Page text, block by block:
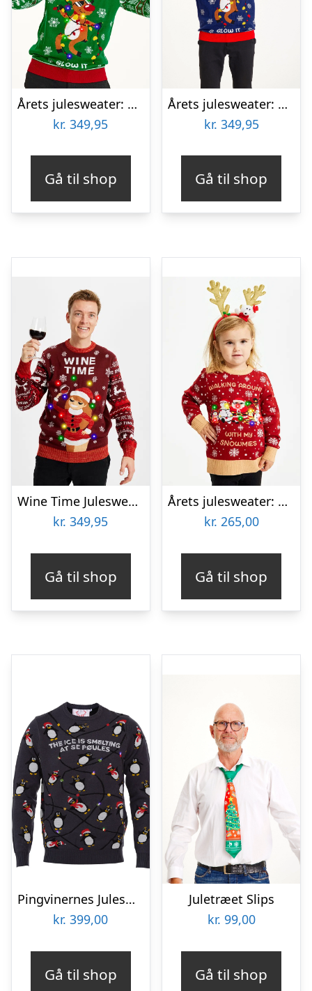
Årets julesweater: Sexy And I Glow It Grøn – herre / mænd. Ugly Christmas Sweater lavet i Danmark
kr. 349,95
Gå til shop
Årets julesweater: Sexy And I Glow It Blå – herre / mænd. Ugly Christmas Sweater lavet i Danmark
kr. 349,95
Gå til shop
Wine Time Julesweater LED – herre / mænd
kr. 349,95
Gå til shop
Årets julesweater: Walking Around With My Snowmies LED – Børn. Ugly Christmas Sweater lavet i Danmark
kr. 265,00
Gå til shop
Pingvinernes Julesweater LED – Børn
kr. 399,00
Gå til shop
Juletræet Slips
kr. 99,00
Gå til shop